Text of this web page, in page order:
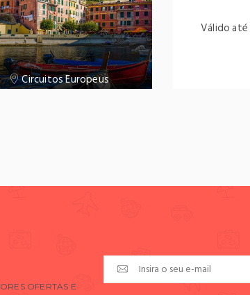
Circuitos Europeus
Válido até
OFERTAS E